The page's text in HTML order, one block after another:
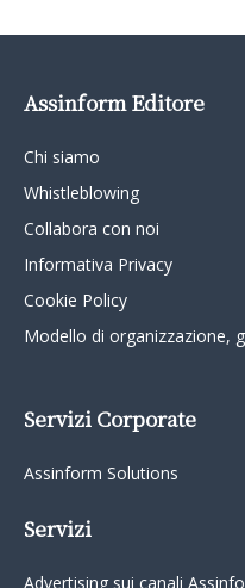
Assinform Editore
Chi siamo
Whistleblowing
Collabora con noi
Informativa Privacy
Cookie Policy
Modello di organizzazione,
Servizi Corporate
Assinform Solutions
Servizi
Advertising sui canali